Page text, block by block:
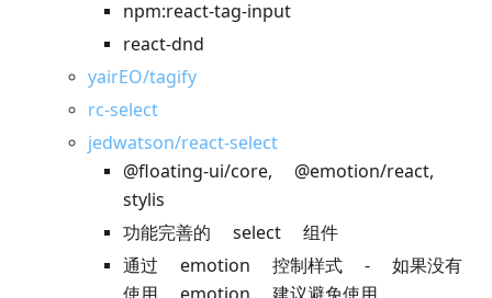
npm:react-tag-input
react-dnd
yairEO/tagify
rc-select
jedwatson/react-select
@floating-ui/core, @emotion/react,
stylis
功能完善的 select 组件
通过 emotion 控制样式 - 如果没有